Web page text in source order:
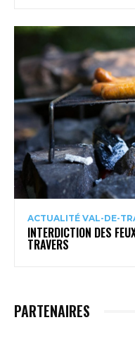
ACTUALITÉ VAL-DE-
INTERDICTION DES
TRAVERS
PARTENAIRES